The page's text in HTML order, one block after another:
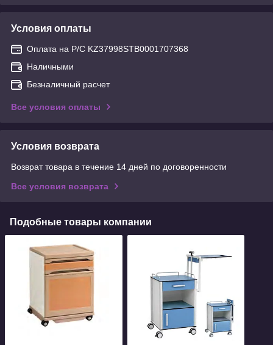
Условия оплаты
Оплата на Р/С KZ37998STB0001707368
Наличными
Безналичный расчет
Все условия оплаты
Условия возврата
Возврат товара в течение 14 дней по договоренности
Все условия возврата
Подобные товары компании